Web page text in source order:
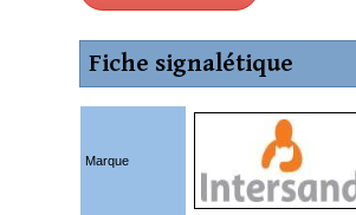
Fiche signalétique
Marque